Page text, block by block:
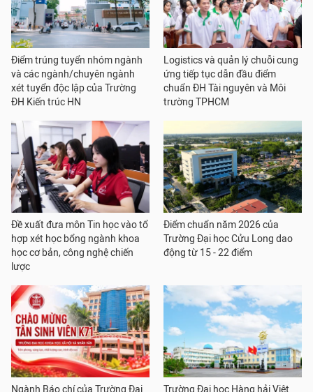
Điểm trúng tuyển nhóm ngành
và các ngành/chuyên ngành
xét tuyển độc lập của Trường
ĐH Kiến trúc HN
Logistics và quản lý chuỗi cung
ứng tiếp tục dẫn đầu điểm
chuẩn ĐH Tài nguyên và Môi
trường TPHCM
Đề xuất đưa môn Tin học vào tổ
hợp xét học bổng ngành khoa
học cơ bản, công nghệ chiến
lược
Điểm chuẩn năm 2026 của
Trường Đại học Cửu Long dao
động từ 15 - 22 điểm
Ngành Báo chí của Trường Đại
Trường Đại học Hàng hải Việt